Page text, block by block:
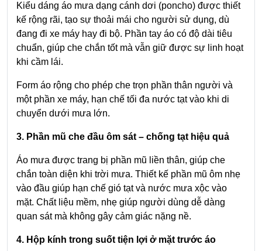
Kiểu dáng áo mưa dạng cánh dơi (poncho) được thiết
kế rộng rãi, tạo sự thoải mái cho người sử dụng, dù
đang đi xe máy hay đi bộ. Phần tay áo có độ dài tiêu
chuẩn, giúp che chắn tốt mà vẫn giữ được sự linh hoạt
khi cầm lái.
Form áo rộng cho phép che trọn phần thân người và
một phần xe máy, hạn chế tối đa nước tạt vào khi di
chuyển dưới mưa lớn.
3. Phần mũ che đầu ôm sát – chống tạt hiệu quả
Áo mưa được trang bị phần mũ liền thân, giúp che
chắn toàn diện khi trời mưa. Thiết kế phần mũ ôm nhẹ
vào đầu giúp hạn chế gió tạt và nước mưa xộc vào
mặt. Chất liệu mềm, nhẹ giúp người dùng dễ dàng
quan sát mà không gây cảm giác nặng nề.
4. Hộp kính trong suốt tiện lợi ở mặt trước áo